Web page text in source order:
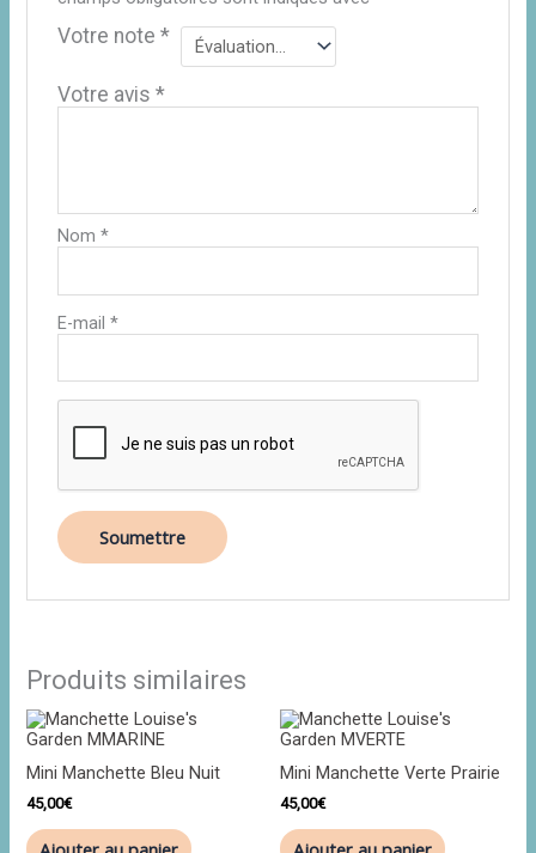
Votre note *
Votre avis *
Nom *
E-mail *
Produits similaires
Mini Manchette Bleu Nuit
45,00€
Mini Manchette Verte Prairie
45,00€